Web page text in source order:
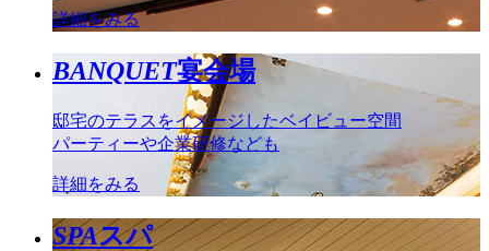
詳細をみる
BANQUET宴会場
邸宅のテラスをイメージしたベイビュー空間
パーティーや企業研修なども
詳細をみる
SPAスパ